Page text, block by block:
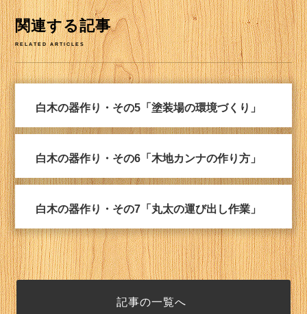
関連する記事
RELATED ARTICLES
白木の器作り・その5「塗装場の環境づくり」
白木の器作り・その6「木地カンナの作り方」
白木の器作り・その7「丸太の運び出し作業」
記事の一覧へ